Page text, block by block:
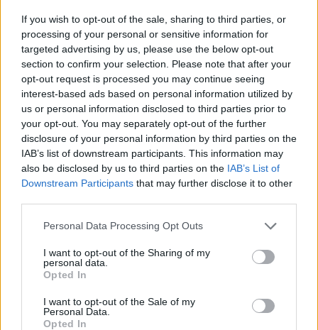
If you wish to opt-out of the sale, sharing to third parties, or
processing of your personal or sensitive information for
targeted advertising by us, please use the below opt-out
section to confirm your selection. Please note that after your
opt-out request is processed you may continue seeing
interest-based ads based on personal information utilized by
us or personal information disclosed to third parties prior to
your opt-out. You may separately opt-out of the further
disclosure of your personal information by third parties on the
IAB’s list of downstream participants. This information may
also be disclosed by us to third parties on the IAB’s List of
Downstream Participants that may further disclose it to other
Please note that this website/app uses one or more Google
not limited to your visit or usage behaviour. You may click to
grant or deny consent to Google and its third-party tags to
use your data for below specified purposes in below Google
consent section.
Personal Data Processing Opt Outs
I want to opt-out of the Sharing of my
personal data.
Opted In
I want to opt-out of the Sale of my
Personal Data.
Opted In
Vuoi rimuovere le pubblicità nazionali?
Puoi abbonarti asoli € 1,10 al mese
cliccandoqui
Sei già abbonato?
Puoi effettuare l'accesso andando nella
sezione Logindal menù del sito o
Porto Olbia